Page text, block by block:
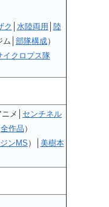
ク 水陸両用
陸
│ 部隊構成）
イクロプス隊
メ│ センチネル
全作品 ）
ンMS）│ 美樹本